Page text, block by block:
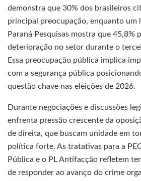
demonstra que 30% dos brasileiros
principal preocupação, enquanto um
Paraná Pesquisas mostra que 45,8%
deterioração no setor durante o
Essa preocupação pública implica
com a segurança pública
questão chave nas eleições de 2026.
Durante negociações e discussões
enfrenta pressão crescente da
de direita, que buscam unidade em
política forte. As tratativas para a
Pública e o PL Antifacção refletem
de responder ao avanço do crime